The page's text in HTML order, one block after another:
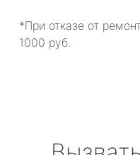
*При отказе от
1000 руб.